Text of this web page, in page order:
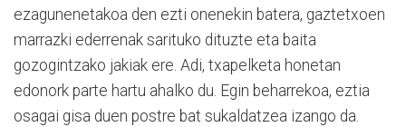
ezagunenetakoa den ezti onenekin batera, gaztetxoen
marrazki ederrenak sarituko dituzte eta baita
gozogintzako jakiak ere. Adi, txapelketa honetan
edonork parte hartu ahalko du. Egin beharrekoa, eztia
osagai gisa duen postre bat sukaldatzea izango da.